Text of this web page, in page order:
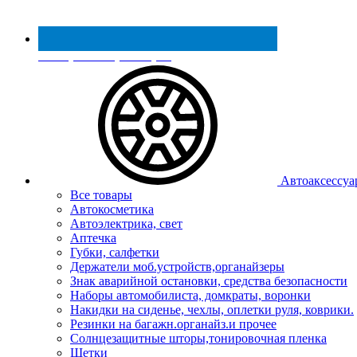
Реестр МинПромТорга
Все товары
Автокосметика
Автоэлектрика, свет
Аптечка
Губки, салфетки
Держатели моб.устройств,органайзеры
Знак аварийной остановки, средства безопасности
Наборы автомобилиста, домкраты, воронки
Накидки на сиденье, чехлы, оплетки руля, коврики.
Резинки на багажн.органайз.и прочее
Солнцезащитные шторы,тонировочная пленка
Щетки